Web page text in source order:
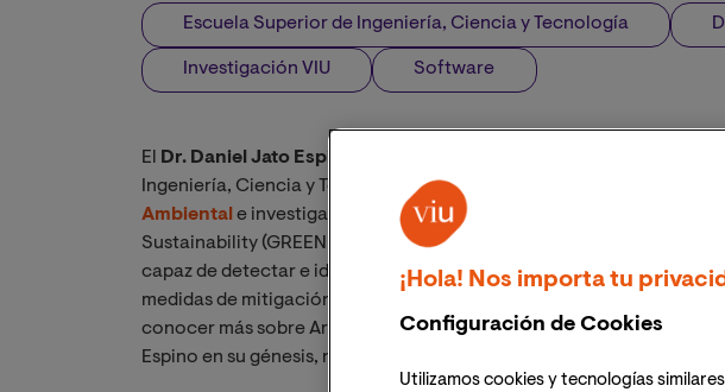
Escuela Superior de Ingeniería, Ciencia y Tecnología
Investigación VIU Software
El Dr. Daniel Jato Espino
Ingeniería, Ciencia y Tecnología de VIU, docente en el
Ambiental e investigador principal del grupo de investigación Green
Sustainability (GREENIUS) de la Universidad, ha participado en el
capaz de detectar e identificar áreas con baja capacidad de
medidas de mitigación que ayuden a reducir los riesgos de
conocer más sobre ArcDrain, su gestación, desarrollo, aplicación y
Espino en su génesis, nos pusimos en contacto con él para que nos
¡Hola! Nos importa tu
Configuración de Cookies
Utilizamos cookies y tecnologías